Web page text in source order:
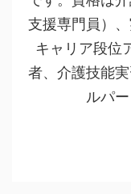
支援専門員）
キャリア段位
者、介護技能
ルパ